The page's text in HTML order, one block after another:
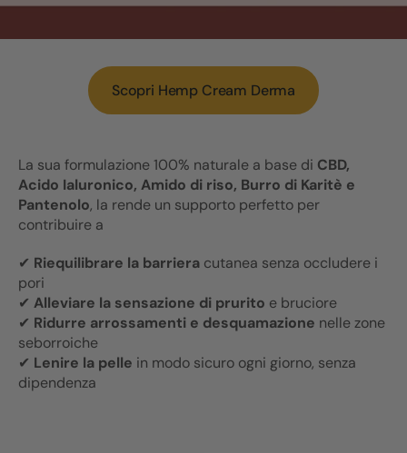
Scopri Hemp Cream Derma
La sua formulazione 100% naturale a base di CBD,
Acido Ialuronico, Amido di riso, Burro di Karitè e
Pantenolo, la rende un supporto perfetto per
contribuire a
✔ Riequilibrare la barriera cutanea senza occludere i
pori
✔ Alleviare la sensazione di prurito e bruciore
✔ Ridurre arrossamenti e desquamazione nelle zone
seborroiche
✔ Lenire la pelle in modo sicuro ogni giorno, senza
dipendenza